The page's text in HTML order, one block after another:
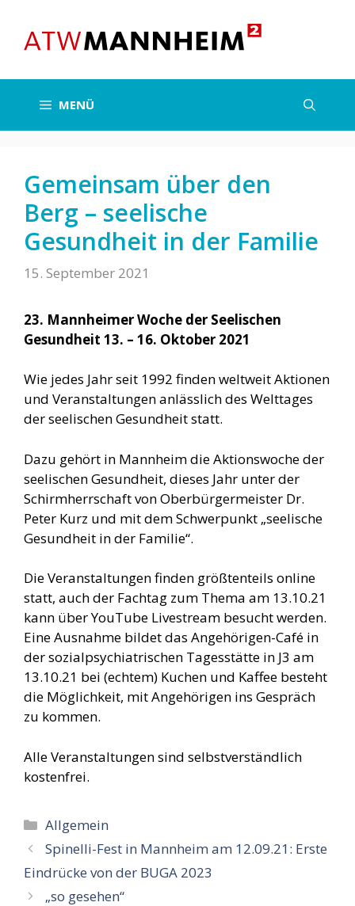
Inhalt
springen
MENÜ
Gemeinsam über den
Berg – seelische
Gesundheit in der Familie
15. September 2021
23. Mannheimer Woche der Seelischen
Gesundheit 13. – 16. Oktober 2021
Wie jedes Jahr seit 1992 finden weltweit Aktionen
und Veranstaltungen anlässlich des Welttages
der seelischen Gesundheit statt.
Dazu gehört in Mannheim die Aktionswoche der
seelischen Gesundheit, dieses Jahr unter der
Schirmherrschaft von Oberbürgermeister Dr.
Peter Kurz und mit dem Schwerpunkt „seelische
Gesundheit in der Familie“.
Die Veranstaltungen finden größtenteils online
statt, auch der Fachtag zum Thema am 13.10.21
kann über YouTube Livestream besucht werden.
Eine Ausnahme bildet das Angehörigen-Café in
der sozialpsychiatrischen Tagesstätte in J3 am
13.10.21 bei (echtem) Kuchen und Kaffee besteht
die Möglichkeit, mit Angehörigen ins Gespräch
zu kommen.
Alle Veranstaltungen sind selbstverständlich
kostenfrei.
Kategorien
Allgemein
Spinelli-Fest in Mannheim am 12.09.21: Erste
Eindrücke von der BUGA 2023
„so gesehen“